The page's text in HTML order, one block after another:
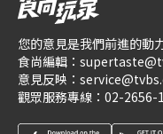
您的意見是我們前進的動
食尚編輯：
意見反映：
觀眾服務專線： 02-2656-